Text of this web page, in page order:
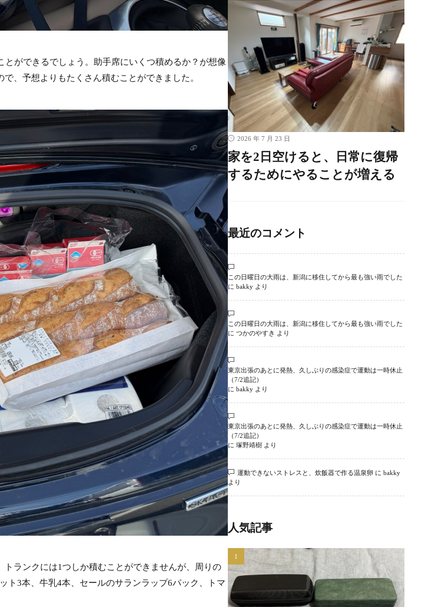
ができるでしょう。助手席にいくつ積めるか？が想像
、予想よりもたくさん積むことができました。
ランクには1つしか積むことができませんが、周りの
ト3本、牛乳4本、セールのサランラップ6パック、トマ
2026 年 7 月 23 日
家を2日空けると、日常に復帰
するためにやることが増える
最近のコメント
この日曜日の大雨は、新潟に移住してから最も強い雨でした
に bakky より
この日曜日の大雨は、新潟に移住してから最も強い雨でした
に つかのやすき より
東京出張のあとに発熱、久しぶりの感染症で運動は一時休止
（7/2追記）
に bakky より
東京出張のあとに発熱、久しぶりの感染症で運動は一時休止
（7/2追記）
に 塚野靖樹 より
運動できないストレスと、炊飯器で作る温泉卵 に bakky
より
人気記事